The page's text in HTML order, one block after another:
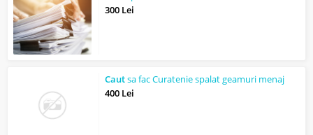
300 Lei
Cautsa fac Curatenie spalat geamuri menaj
400 Lei